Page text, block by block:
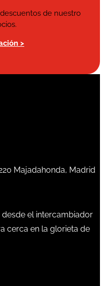
de nuestro
>
Majadahonda, Madrid
desde el intercambiador
cerca en la glorieta de